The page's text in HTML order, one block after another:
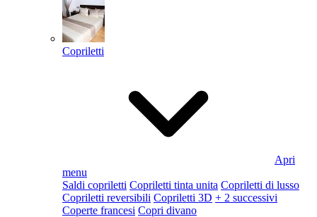
Copriletti
Apri
menu
Saldi copriletti Copriletti tinta unita Copriletti di lusso
Copriletti reversibili Copriletti 3D + 2 successivi
Coperte francesi Copri divano